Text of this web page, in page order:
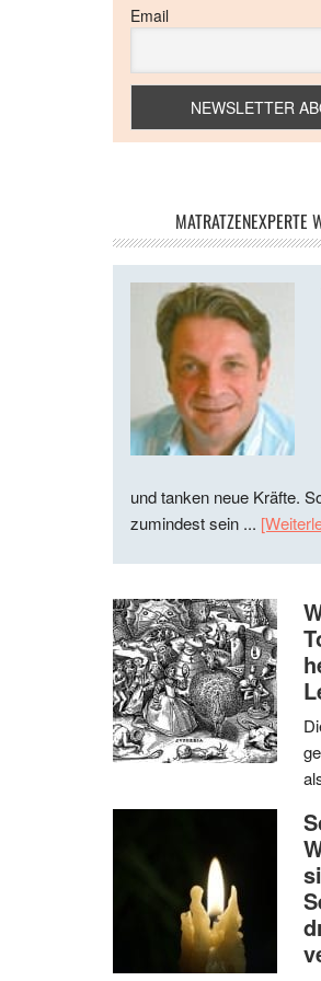
Email
MATRATZENEXPERTE
und tanken neue Kräfte.
zumindest sein ...